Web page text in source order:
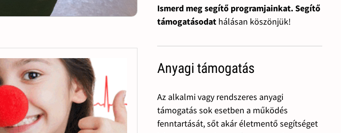
Ismerd meg segítő programjainkat. Segítő
támogatásodat hálásan köszönjük!
Anyagi támogatás
Az alkalmi vagy rendszeres anyagi
támogatás sok esetben a működés
fenntartását, sőt akár életmentő segítséget